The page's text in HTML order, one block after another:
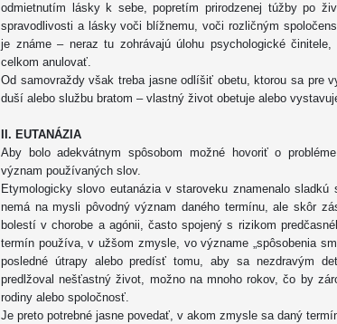
odmietnutím lásky k sebe, popretím prirodzenej túžby po
spravodlivosti a lásky voči blížnemu, voči rozličným
je známe – neraz tu zohrávajú úlohu psychologické
celkom anulovať.
Od samovraždy však treba jasne odlíšiť obetu, ktorou sa pre
duší alebo službu bratom – vlastný život obetuje alebo
II. EUTANÁZIA
Aby bolo adekvátnym spôsobom možné hovoriť o
význam používaných slov.
Etymologicky slovo eutanázia v staroveku znamenalo
nemá na mysli pôvodný význam daného termínu, ale skôr
bolestí v chorobe a agónii, často spojený s rizikom
termín používa, v užšom zmysle, vo význame „spôsobenia
posledné útrapy alebo predísť tomu, aby sa nezdravým
predlžoval nešťastný život, možno na mnoho rokov, čo by
rodiny alebo spoločnosť.
Je preto potrebné jasne povedať, v akom zmysle sa daný